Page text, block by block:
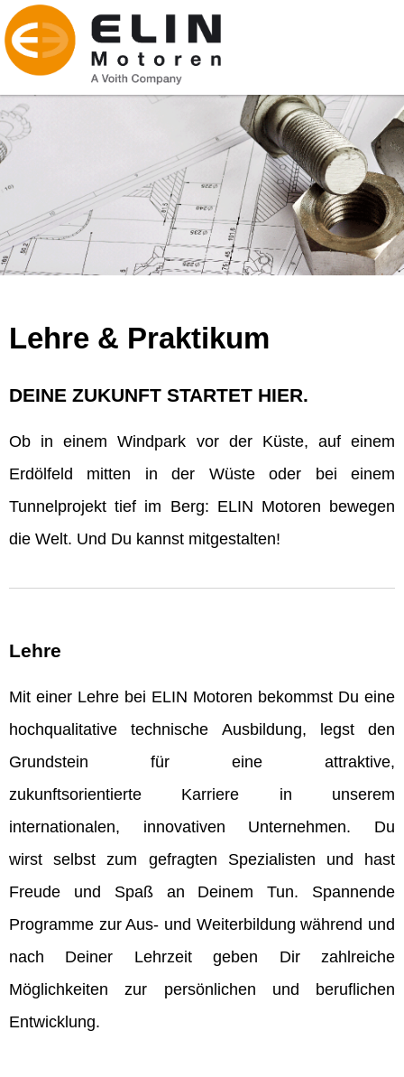
Lehre & Praktikum
DEINE ZUKUNFT STARTET HIER.
Ob in einem Windpark vor der Küste, auf einem
Erdölfeld mitten in der Wüste oder bei einem
Tunnelprojekt tief im Berg: ELIN Motoren bewegen
die Welt. Und Du kannst mitgestalten!
Lehre
Mit einer Lehre bei ELIN Motoren bekommst Du eine
hochqualitative technische Ausbildung, legst den
Grundstein für eine attraktive,
zukunftsorientierte Karriere in unserem
internationalen, innovativen Unternehmen. Du
wirst selbst zum gefragten Spezialisten und hast
Freude und Spaß an Deinem Tun. Spannende
Programme zur Aus- und Weiterbildung während und
nach Deiner Lehrzeit geben Dir zahlreiche
Möglichkeiten zur persönlichen und beruflichen
Entwicklung.